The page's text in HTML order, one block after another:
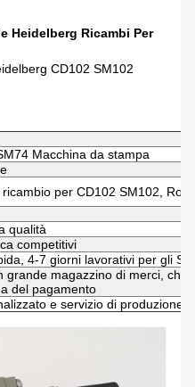
Heidelberg Ricambi Per
CD102 SM102
Macchina da stampa
per CD102 SM102,
qualità
competitivi
4-7 giorni lavorativi per gli
grande magazzino di merci, che
del pagamento
e servizio di produzione